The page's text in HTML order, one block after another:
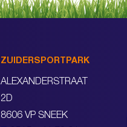
ZUIDERSPORTPARK
ALEXANDERSTRAAT
2D
8606 VP SNEEK